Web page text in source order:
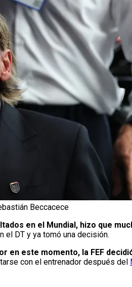
Beccacece
en el Mundial, hizo que
el DT y ya tomó una decisión.
en este momento, la FEF
con el entrenador después del